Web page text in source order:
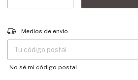
Entregas para el CP:
Medios de envío
No sé mi código postal